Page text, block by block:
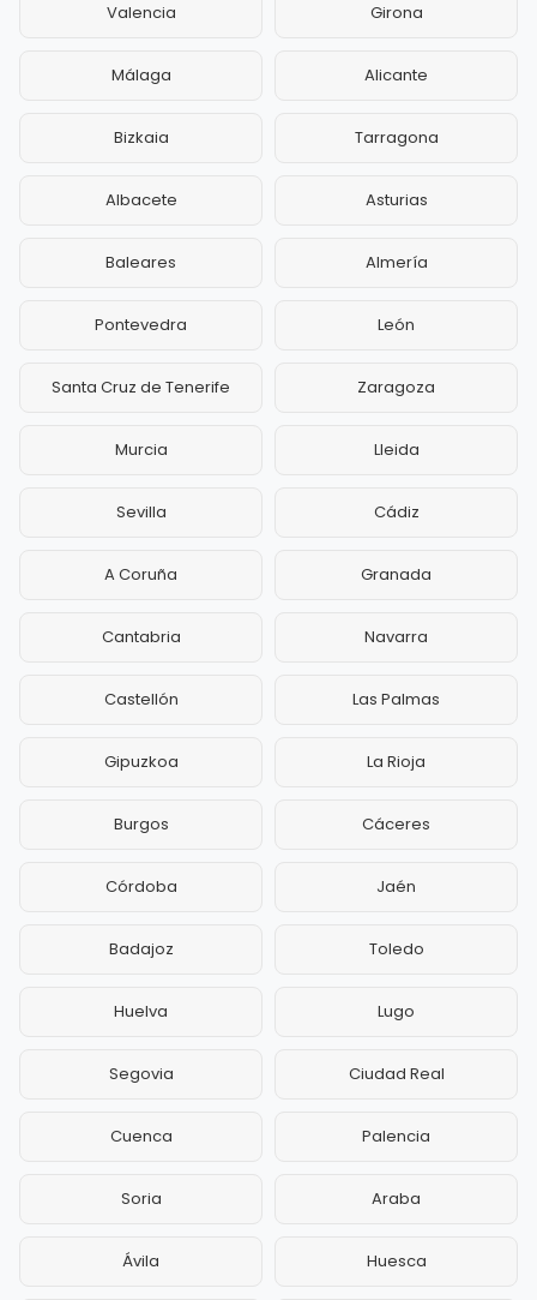
Valencia Girona
Málaga Alicante
Bizkaia Tarragona
Albacete Asturias
Baleares Almería
Pontevedra León
Santa Cruz de Tenerife Zaragoza
Murcia Lleida
Sevilla Cádiz
A Coruña Granada
Cantabria Navarra
Castellón Las Palmas
Gipuzkoa La Rioja
Burgos Cáceres
Córdoba Jaén
Badajoz Toledo
Huelva Lugo
Segovia Ciudad Real
Cuenca Palencia
Soria Araba
Ávila Huesca